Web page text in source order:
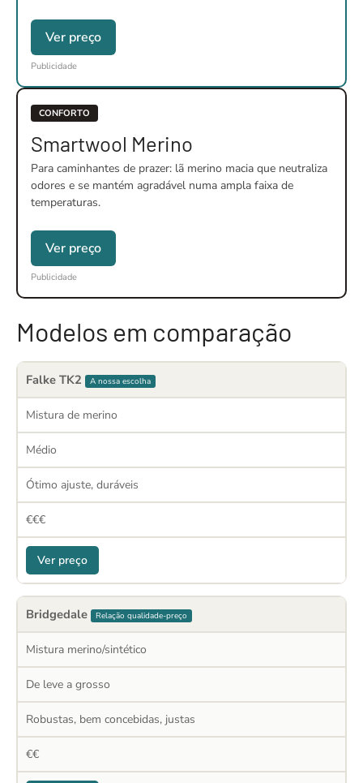
Ver preço
Publicidade
CONFORTO
Smartwool Merino
Para caminhantes de prazer: lã merino macia que neutraliza
odores e se mantém agradável numa ampla faixa de
temperaturas.
Ver preço
Publicidade
Modelos em comparação
Falke TK2 A nossa escolha
Mistura de merino
Médio
Ótimo ajuste, duráveis
€€€
Ver preço
Bridgedale Relação qualidade-preço
Mistura merino/sintético
De leve a grosso
Robustas, bem concebidas, justas
€€